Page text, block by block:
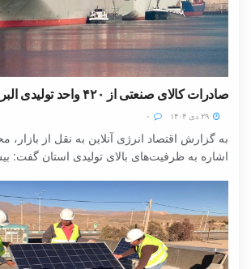
صادرات کالای صنعتی از ۴۲۰ واحد تولیدی البرز
به گزارش اقتصاد انرژی آنلاین به نقل از بازار،
اشاره به ظرفیت‌های بالای تولیدی استان گفت: